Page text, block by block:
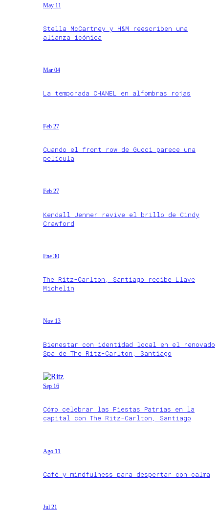
May 11
Stella McCartney y H&M reescriben una
alianza icónica
Mar 04
La temporada CHANEL en alfombras rojas
Feb 27
Cuando el front row de Gucci parece una
película
Feb 27
Kendall Jenner revive el brillo de Cindy
Crawford
Ene 30
The Ritz-Carlton, Santiago recibe Llave
Michelin
Nov 13
Bienestar con identidad local en el renovado
Spa de The Ritz-Carlton, Santiago
Sep 16
Cómo celebrar las Fiestas Patrias en la
capital con The Ritz-Carlton, Santiago
Ago 11
Café y mindfulness para despertar con calma
Jul 21